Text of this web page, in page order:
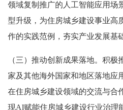
领域复制推广的人工智能应用场
型升级，为住房城乡建设事业高
作的实践范例，夯实产业发展基
（三）推动创新成果落地。积极
家及其他海外国家和地区落地应
在住房城乡建设领域的交流与合
现AI赋能住房城乡建设行业治理